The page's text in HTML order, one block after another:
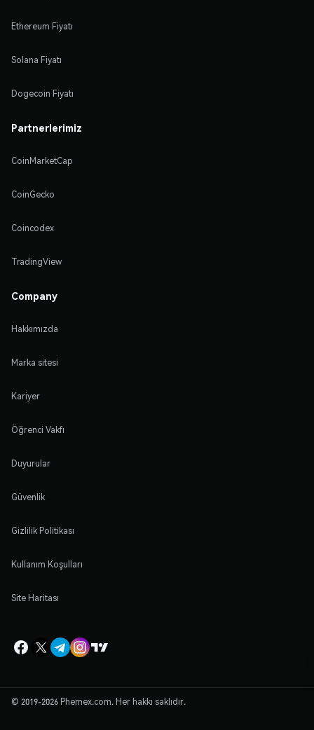
Ethereum Fiyatı
Solana Fiyatı
Dogecoin Fiyatı
Partnerlerimiz
CoinMarketCap
CoinGecko
Coincodex
TradingView
Company
Hakkımızda
Marka sitesi
Kariyer
Öğrenci Vakfı
Duyurular
Güvenlik
Gizlilik Politikası
Kullanım Koşulları
Site Haritası
© 2019-2026 Phemex.com. Her hakkı saklıdır.